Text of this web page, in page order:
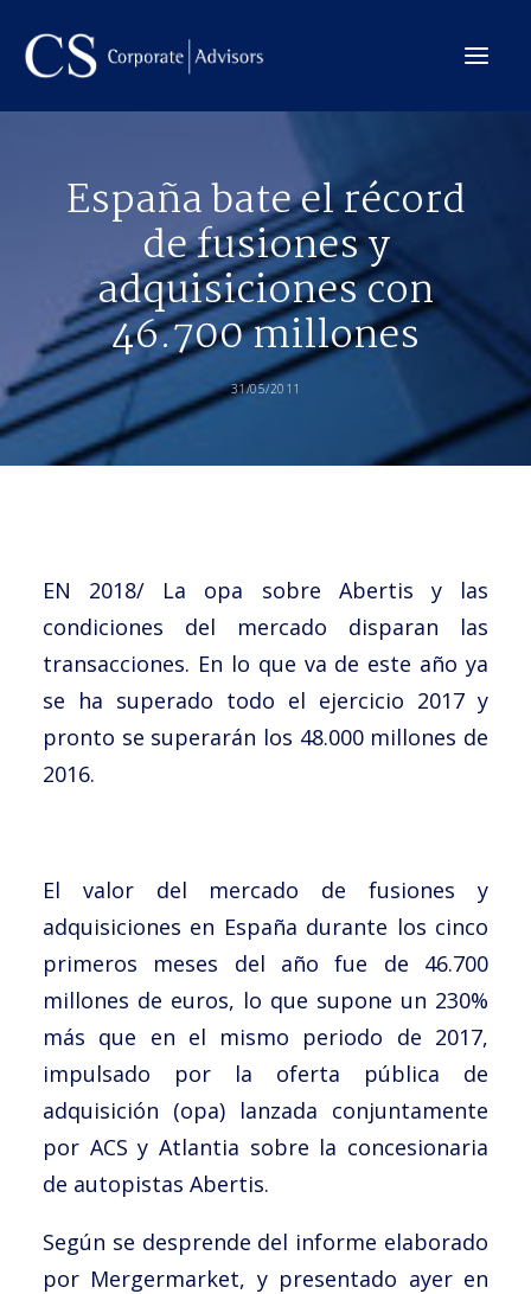
Internacional
Servicios
Equipo
Transacciones
CONTACTO →
Trabaja con nosotros
Español
España bate el récord
de fusiones y
adquisiciones con
46.700 millones
31/05/2011
EN 2018/ La opa sobre Abertis y las
condiciones del mercado disparan las
transacciones. En lo que va de este año ya
se ha superado todo el ejercicio 2017 y
pronto se superarán los 48.000 millones de
2016.
El valor del mercado de fusiones y
adquisiciones en España durante los cinco
primeros meses del año fue de 46.700
millones de euros, lo que supone un 230%
más que en el mismo periodo de 2017,
impulsado por la oferta pública de
adquisición (opa) lanzada conjuntamente
por ACS y Atlantia sobre la concesionaria
de autopistas Abertis.
Según se desprende del informe elaborado
por Mergermarket, y presentado ayer en